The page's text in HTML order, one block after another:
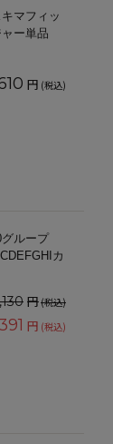
マフィッ
ー単品
円 (税込)
ループ
カ
円(税込)
円 (税込)